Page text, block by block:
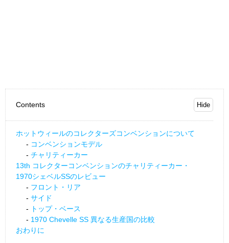
Contents
ホットウィールのコレクターズコンベンションについて
コンベンションモデル
チャリティーカー
13th コレクターコンベンションのチャリティーカー・
1970シェベルSSのレビュー
フロント・リア
サイド
トップ・ベース
1970 Chevelle SS 異なる生産国の比較
おわりに